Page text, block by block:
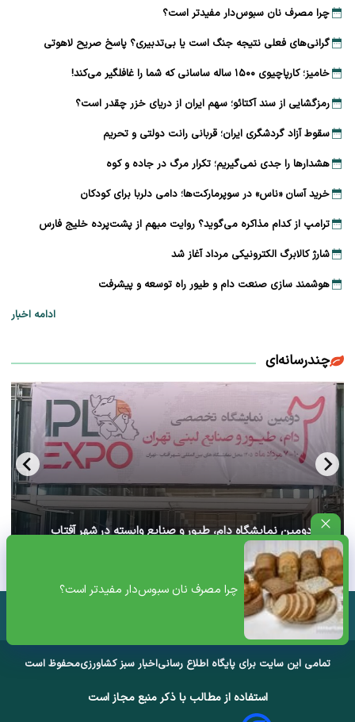
چرا مصرف نان سبوس‌دار مفیدتر است؟
چرا مصرف نان سبوس‌دار مفیدتر است؟
گرانی‌های فعلی نتیجه جنگ است یا بی‌تدبیری؟ پاسخ صریح لاهوتی
خامیز؛ کارپاچیوی ۱۵۰۰ ساله ساسانی که شما را غافلگیر می‌کند!
رمزگشایی از سند آکتائو؛ سهم ایران از دریای خزر چقدر است؟
سقوط آزاد گردشگری ایران؛ قربانی رانت دولتی و تحریم
هشدارها را جدی نمی‌گیریم؛ تکرار مرگ در جاده و کوه
خرید آسان «ناس» در سوپرمارکت‌ها؛ دامی دلربا برای کودکان
ترامپ از کدام مذاکره می‌گوید؟ روایت مبهم از پشت‌پرده خلیج فارس
شارژ کالابرگ الکترونیکی مرداد آغاز شد
هوشمند سازی صنعت دام و طیور راه توسعه و پیشرفت
ادامه اخبار
چندرسانه‌ای
آغاز دومین نمایشگاه دام، طیور و صنایع وابسته در شهر آفتاب
تهران+ ویدئو
تمامی این سایت برای پایگاه اطلاع رسانیاخبار سبز کشاورزیمحفوظ است
استفاده از مطالب با ذکر منبع مجاز است